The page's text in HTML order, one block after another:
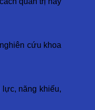
cứu khoa
năng khiếu,